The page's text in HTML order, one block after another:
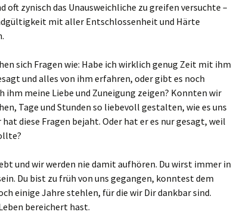
zynisch das Unausweichliche zu greifen versuchte –
mit aller Entschlossenheit und Härte
sich Fragen wie: Habe ich wirklich genug Zeit mit ihm
und alles von ihm erfahren, oder gibt es noch
ihm meine Liebe und Zuneigung zeigen? Konnten wir
Tage und Stunden so liebevoll gestalten, wie es uns
diese Fragen bejaht. Oder hat er es nur gesagt, weil
und wir werden nie damit aufhören. Du wirst immer in
Du bist zu früh von uns gegangen, konntest dem
einige Jahre stehlen, für die wir Dir dankbar sind.
bereichert hast.